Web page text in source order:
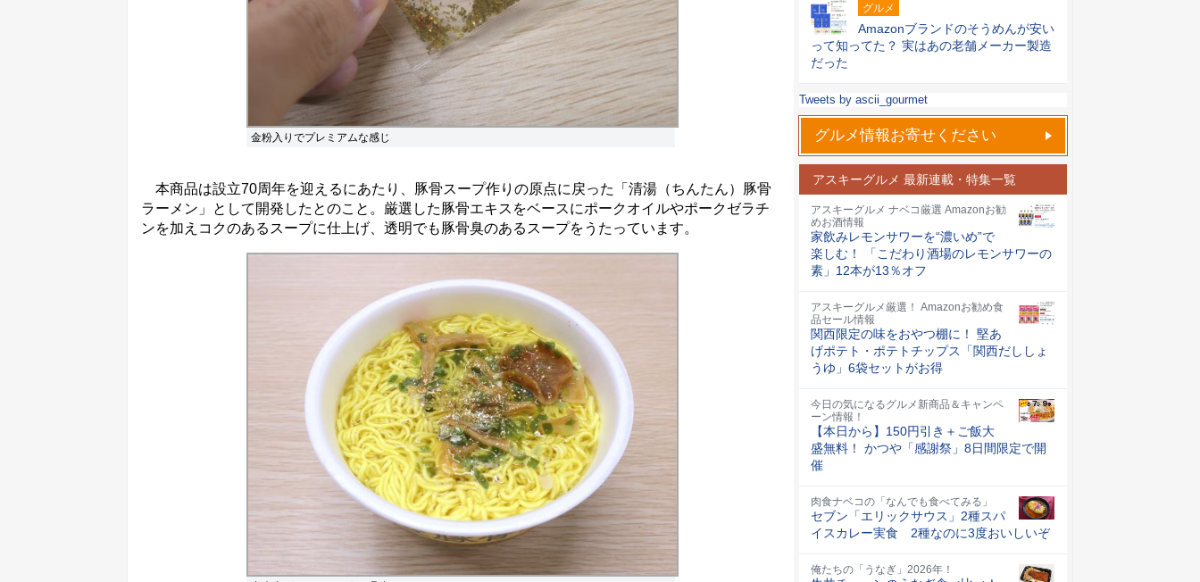
金粉入りでプレミアムな感じ
本商品は設立70周年を迎えるにあたり、豚骨スープ作りの原点に戻った「清湯（ちんたん）豚骨
ラーメン」として開発したとのこと。厳選した豚骨エキスをベースにポークオイルやポークゼラチ
ンを加えコクのあるスープに仕上げ、透明でも豚骨臭のあるスープをうたっています。
グルメ
Amazonブランドのそうめんが安い
って知ってた？ 実はあの老舗メーカー製造
だった
Tweets by ascii_gourmet
グルメ情報お寄せください
アスキーグルメ 最新連載・特集一覧
アスキーグルメ ナベコ厳選 Amazonお勧
めお酒情報
家飲みレモンサワーを“濃いめ”で
楽しむ！ 「こだわり酒場のレモンサワーの
素」12本が13％オフ
アスキーグルメ厳選！ Amazonお勧め食
品セール情報
関西限定の味をおやつ棚に！ 堅あ
げポテト・ポテトチップス「関西だししょ
うゆ」6袋セットがお得
今日の気になるグルメ新商品＆キャンペ
ーン情報！
【本日から】150円引き＋ご飯大
盛無料！ かつや「感謝祭」8日間限定で開
催
肉食ナベコの「なんでも食べてみる」
セブン「エリックサウス」2種スパ
イスカレー実食 2種なのに3度おいしいぞ
俺たちの「うなぎ」2026年！